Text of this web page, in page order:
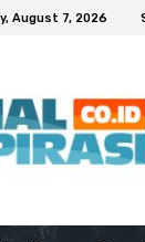
August 7, 2026